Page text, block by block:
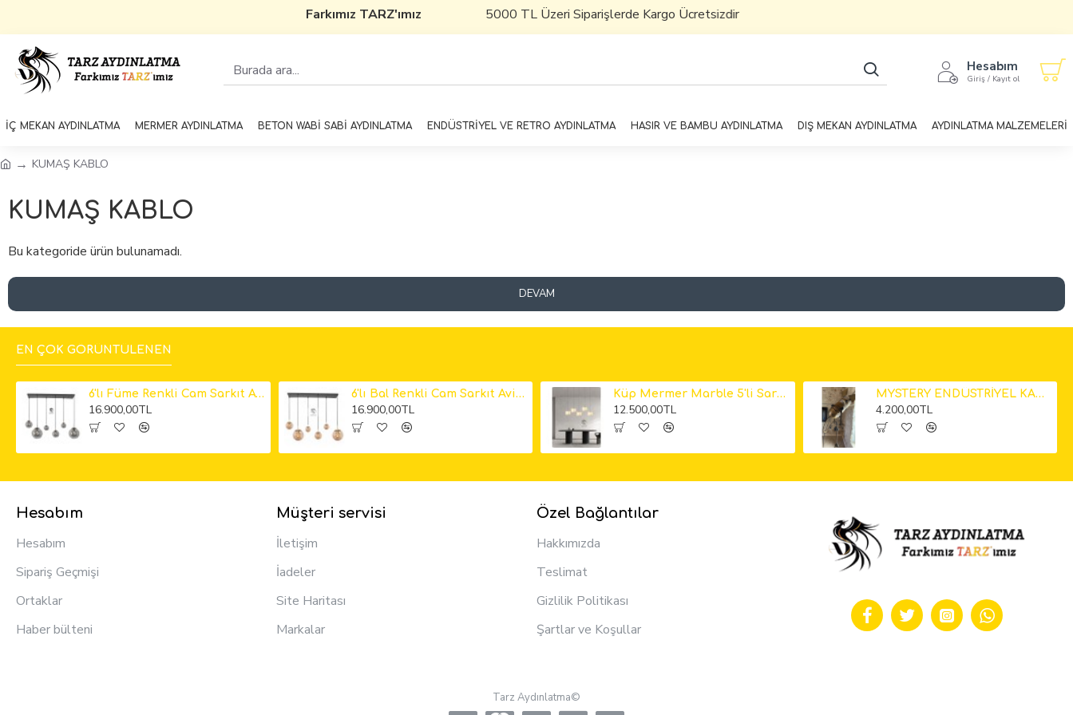
Farkımız TARZ'ımız 5000 TL Üzeri Siparişlerde Kargo Ücretsizdir
Hesabım
Giriş / Kayıt ol
İÇ MEKAN AYDINLATMA MERMER AYDINLATMA BETON WABİ SABİ AYDINLATMA ENDÜSTRİYEL VE RETRO AYDINLATMA HASIR VE BAMBU AYDINLATMA DIŞ MEKAN AYDINLATMA AYDINLATMA MALZEMELERİ
KUMAŞ KABLO
KUMAŞ KABLO
Bu kategoride ürün bulunamadı.
DEVAM
EN ÇOK GÖRÜNTÜLENEN
6'lı Füme Renkli Cam Sarkıt Avize
16.900,00TL
6'lı Bal Renkli Cam Sarkıt Avize
16.900,00TL
Küp Mermer Marble 5'li Sarkıt Avize 12cm
12.500,00TL
MYSTERY ENDÜSTRİYEL KAMERA LAMBADER
4.200,00TL
Hesabım
Hesabım
Sipariş Geçmişi
Ortaklar
Haber bülteni
Müşteri servisi
İletişim
İadeler
Site Haritası
Markalar
Özel Bağlantılar
Hakkımızda
Teslimat
Gizlilik Politikası
Şartlar ve Koşullar
Tarz Aydınlatma©